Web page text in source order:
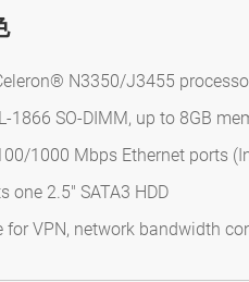
N3350/J3455
1866 SO-DIMM, up to 8GB
1000 Mbps Ethernet ports
one 2.5" SATA3 HDD
for VPN, network bandwidth